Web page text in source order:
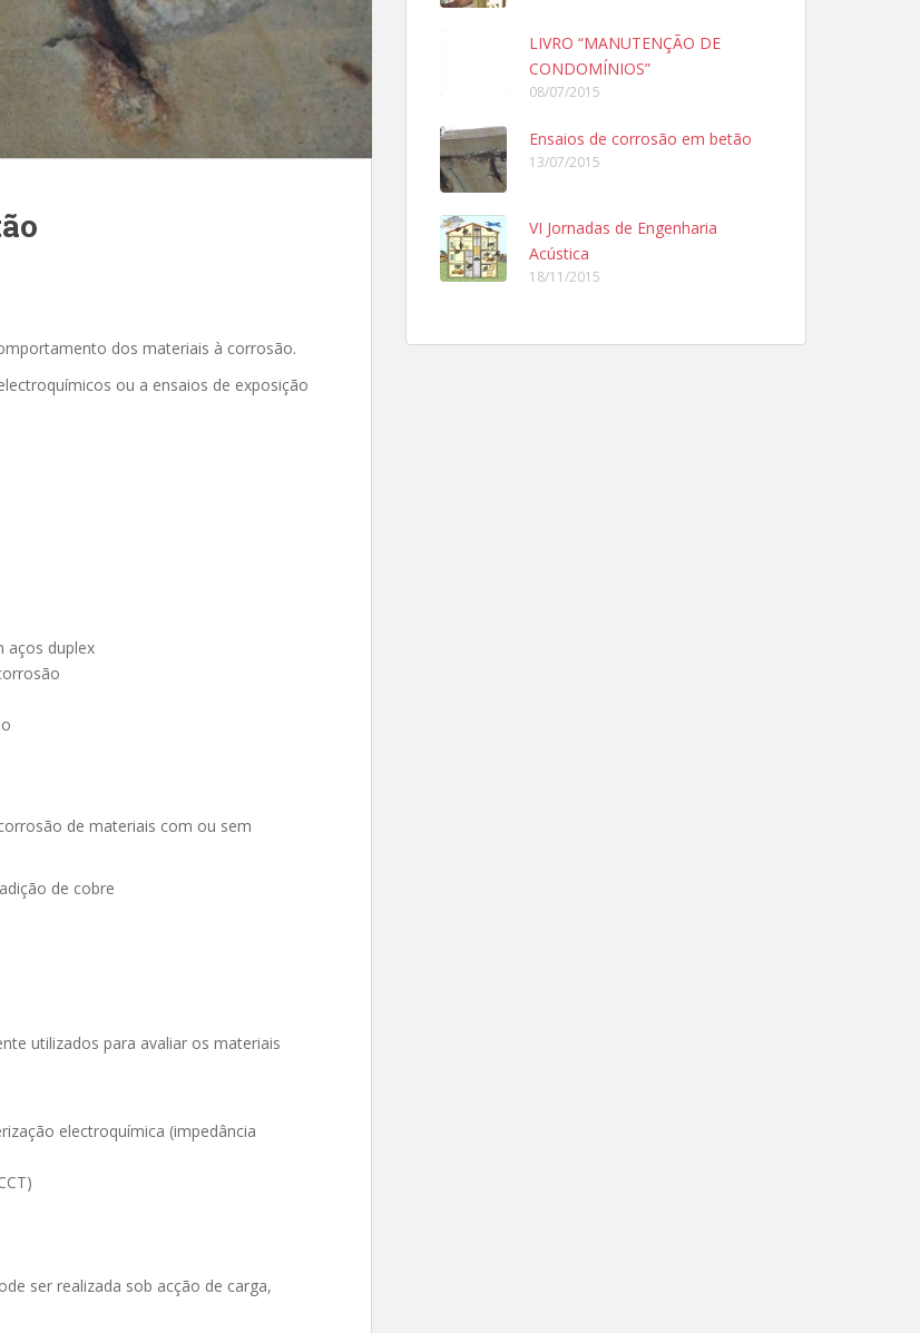
dos materiais à corrosão.
ou a ensaios de exposição
aços duplex
de materiais com ou sem
de cobre
utilizados para avaliar os materiais
electroquímica (impedância
ser realizada sob acção de carga,
LIVRO “MANUTENÇÃO DE
CONDOMÍNIOS”
08/07/2015
Ensaios de corrosão em betão
13/07/2015
VI Jornadas de Engenharia
Acústica
18/11/2015